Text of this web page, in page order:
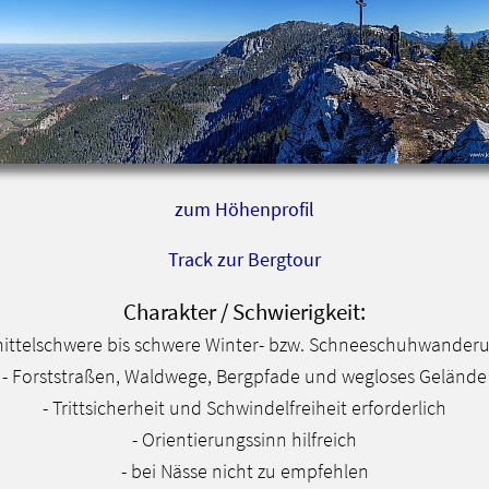
zum Höhenprofil
Track zur Bergtour
Charakter / Schwierigkeit:
bis schwere Winter- bzw.
- Forststraßen, Waldwege, Bergpfade und wegloses Gelände
- Trittsicherheit und Schwindelfreiheit erforderlich
- Orientierungssinn hilfreich
- bei Nässe nicht zu empfehlen